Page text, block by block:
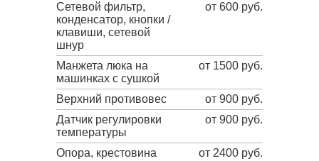
Сетевой фильтр,
конденсатор, кнопки /
клавиши, сетевой
шнур
от 600 руб.
Манжета люка на
машинках с сушкой
от 1500 руб.
Верхний противовес
от 900 руб.
Датчик регулировки
температуры
от 900 руб.
Опора, крестовина
от 2400 руб.